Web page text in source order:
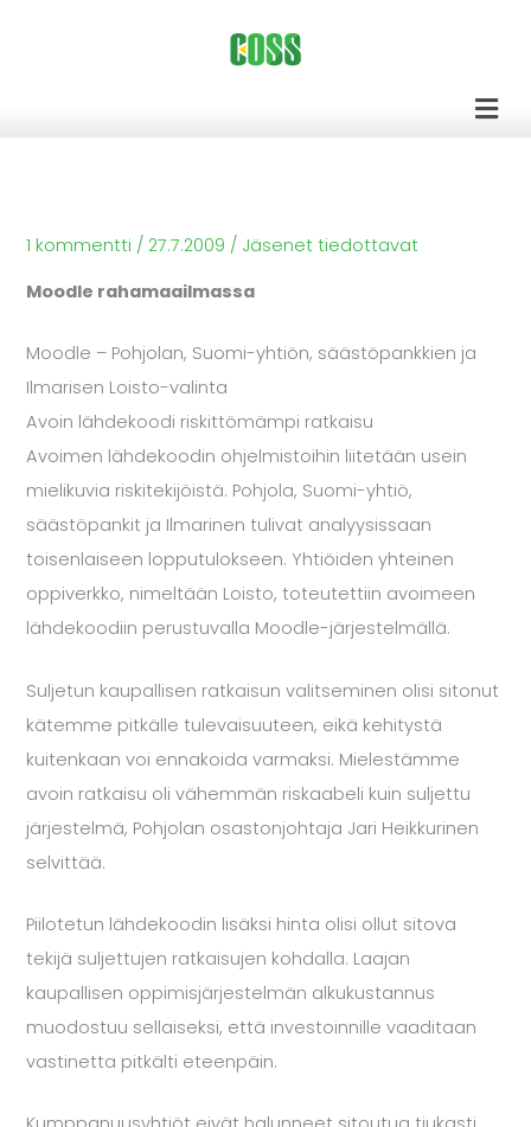
1 kommentti / 27.7.2009 / Jäsenet tiedottavat
Moodle rahamaailmassa
Moodle – Pohjolan, Suomi-yhtiön, säästöpankkien ja
Ilmarisen Loisto-valinta
Avoin lähdekoodi riskittömämpi ratkaisu
Avoimen lähdekoodin ohjelmistoihin liitetään usein
mielikuvia riskitekijöistä. Pohjola, Suomi-yhtiö,
säästöpankit ja Ilmarinen tulivat analyysissaan
toisenlaiseen lopputulokseen. Yhtiöiden yhteinen
oppiverkko, nimeltään Loisto, toteutettiin avoimeen
lähdekoodiin perustuvalla Moodle-järjestelmällä.
Suljetun kaupallisen ratkaisun valitseminen olisi sitonut
kätemme pitkälle tulevaisuuteen, eikä kehitystä
kuitenkaan voi ennakoida varmaksi. Mielestämme
avoin ratkaisu oli vähemmän riskaabeli kuin suljettu
järjestelmä, Pohjolan osastonjohtaja Jari Heikkurinen
selvittää.
Piilotetun lähdekoodin lisäksi hinta olisi ollut sitova
tekijä suljettujen ratkaisujen kohdalla. Laajan
kaupallisen oppimisjärjestelmän alkukustannus
muodostuu sellaiseksi, että investoinnille vaaditaan
vastinetta pitkälti eteenpäin.